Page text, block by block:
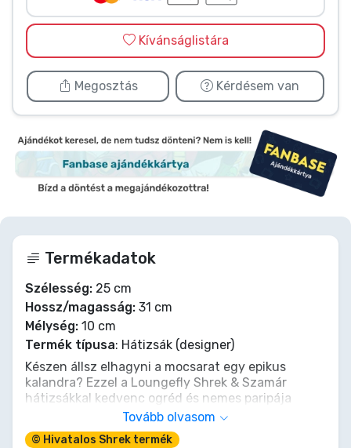
Kívánságlistára
Megosztás Kérdésem van
Termékadatok
Szélesség: 25 cm
Hossz/magasság: 31 cm
Mélység: 10 cm
Termék típusa: Hátizsák (designer)
Készen állsz elhagyni a mocsarat egy epikus
kalandra? Ezzel a Loungefly Shrek & Szamár
hátizsákkal kedvenc ogréd és nemes paripája
mindig veled tartanak! Több rétegnyi mókát rejt,
mint egy hagyma (vagy maga Shrek!), és elég hely
Tovább olvasom
© Hivatalos Shrek termék